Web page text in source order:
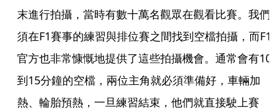
末進行拍攝，當時有數十萬名觀眾在觀看比賽。我們
須在F1賽事的練習與排位賽之間找到空檔拍攝，而F1
官方也非常慷慨地提供了這些拍攝機會。通常會有10
到15分鐘的空檔，兩位主角就必須準備好，車輛加
熱、輪胎預熱，一旦練習結束，他們就直接駛上賽